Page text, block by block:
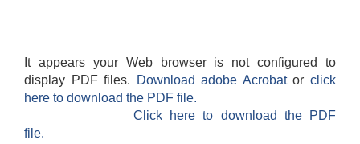
It appears your Web browser is not configured to
display PDF files.
Download adobe Acrobatorclick
here to download the PDF file.
Click here to download the PDF
file.